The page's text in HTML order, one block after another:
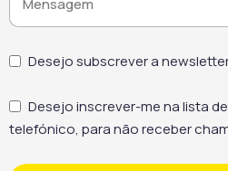
Desejo subscrever a
Desejo inscrever-me na lista
telefónico, para não receber